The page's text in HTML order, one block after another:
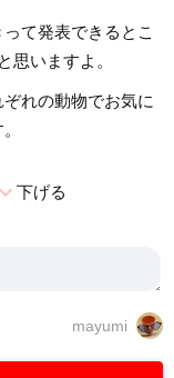
て発表できるとこ
思いますよ。
れの動物でお気に
expand_more下げる
mayumi